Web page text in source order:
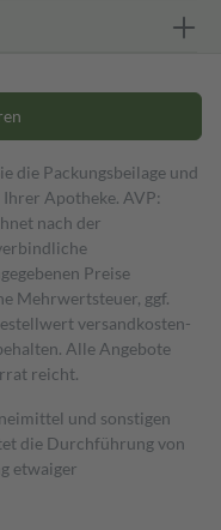
die Packungsbeilage und
Apotheke. AVP:
nach der
Preise
Mehrwertsteuer, ggf.
versand­kosten­
Alle Angebote
reicht.
und sonstigen
die Durchführung von
etwaiger